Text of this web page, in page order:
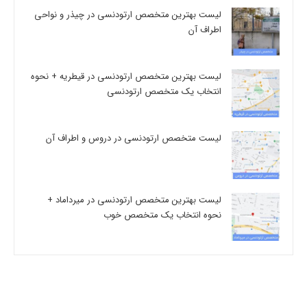
لیست بهترین متخصص ارتودنسی در چیذر و نواحی
اطراف آن
لیست بهترین متخصص ارتودنسی در قیطریه + نحوه
انتخاب یک متخصص ارتودنسی
لیست متخصص ارتودنسی در دروس و اطراف آن
لیست بهترین متخصص ارتودنسی در میرداماد +
نحوه انتخاب یک متخصص خوب